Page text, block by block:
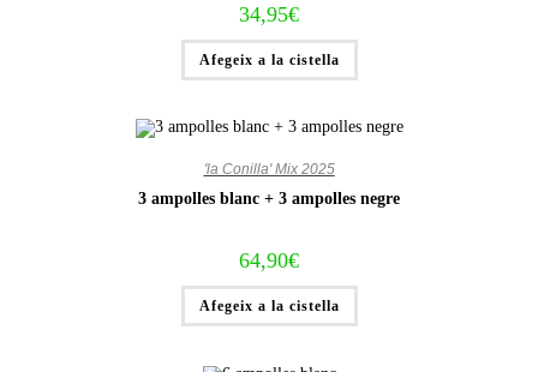
34,95€
Afegeix a la cistella
'la Conilla' Mix 2025
3 ampolles blanc + 3 ampolles negre
64,90€
Afegeix a la cistella